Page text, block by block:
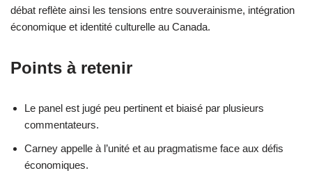
débat reflète ainsi les tensions entre souverainisme, intégration
économique et identité culturelle au Canada.
Points à retenir
Le panel est jugé peu pertinent et biaisé par plusieurs
commentateurs.
Carney appelle à l’unité et au pragmatisme face aux défis
économiques.